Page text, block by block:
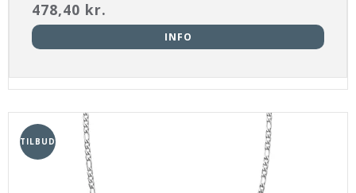
478,40 kr.
INFO
TILBUD